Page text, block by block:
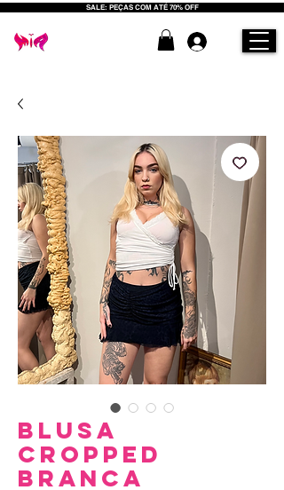
SALE: PEÇAS COM ATÉ 70% OFF
Blusa
Cropped
Branca